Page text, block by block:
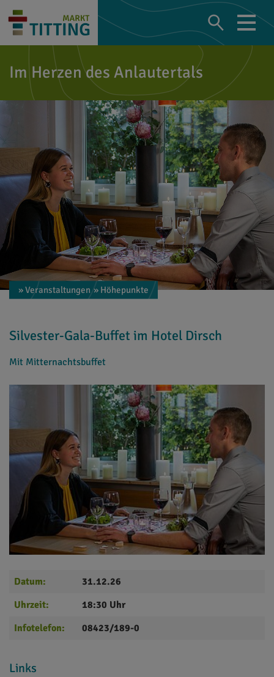
Im Herzen des Anlautertals
» Veranstaltungen » Höhepunkte
Silvester-Gala-Buffet im Hotel Dirsch
Mit Mitternachtsbuffet
Datum:
31.12.26
Uhrzeit:
18:30 Uhr
Infotelefon:
08423/189-0
Links